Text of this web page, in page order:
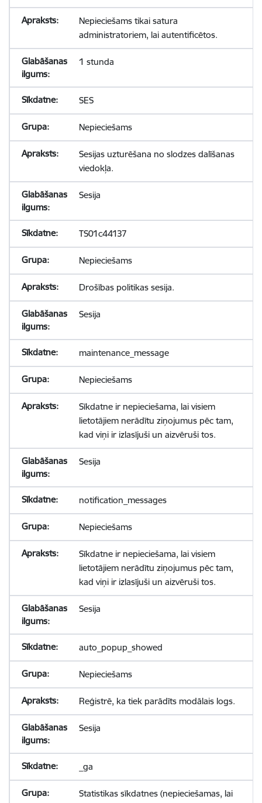
Nepieciešams tikai satura
administratoriem, lai autentificētos.
1 stunda
SES
Nepieciešams
Sesijas uzturēšana no slodzes dalīšanas
viedokļa.
Sesija
TS01c44137
Nepieciešams
Drošības politikas sesija.
Sesija
maintenance_message
Nepieciešams
Sīkdatne ir nepieciešama, lai visiem
lietotājiem nerādītu ziņojumus pēc tam,
kad viņi ir izlasījuši un aizvēruši tos.
Sesija
notification_messages
Nepieciešams
Sīkdatne ir nepieciešama, lai visiem
lietotājiem nerādītu ziņojumus pēc tam,
kad viņi ir izlasījuši un aizvēruši tos.
Sesija
auto_popup_showed
Nepieciešams
Reģistrē, ka tiek parādīts modālais logs.
Sesija
_ga
Statistikas sīkdatnes (nepieciešamas, lai